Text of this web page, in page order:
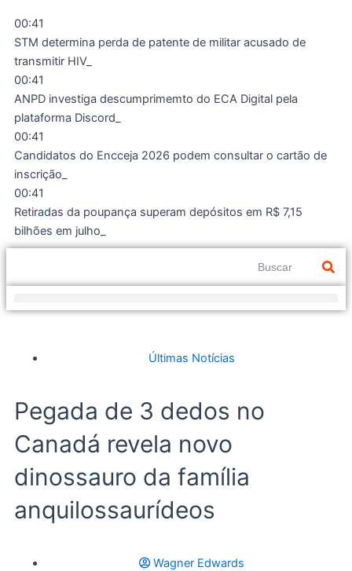
para
conteúdo
00:41
STM determina perda de patente de militar acusado de
transmitir HIV
00:41
ANPD investiga descumprimemto do ECA Digital pela
plataforma Discord
00:41
Candidatos do Encceja 2026 podem consultar o cartão de
inscrição
00:41
Retiradas da poupança superam depósitos em R$ 7,15
bilhões em julho
Pesquisar
Últimas Notícias
Pegada de 3 dedos no
Canadá revela novo
dinossauro da família
anquilossaurídeos
Wagner Edwards